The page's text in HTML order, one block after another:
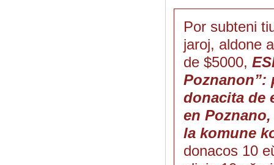
Por subteni
jaroj, aldone
de $5000,
Poznanon”:
donacita de
en
la komune
donacos 10